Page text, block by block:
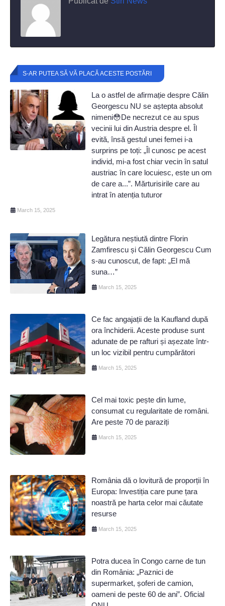
S-AR PUTEA SĂ VĂ PLACĂ ACESTE POSTĂRI
La o astfel de afirmație despre Călin
Georgescu NU se aștepta absolut
nimeni😳De necrezut ce au spus
vecinii lui din Austria despre el. Îl
evită, însă gestul unei femei i-a
surprins pe toți: „Îl cunosc pe acest
individ, mi-a fost chiar vecin în satul
austriac în care locuiesc, este un om
de care a...”. Mărturisirile care au
intrat în atenția tuturor
March 15, 2025
Legătura neștiută dintre Florin
Zamfirescu și Călin Georgescu Cum
s-au cunoscut, de fapt: „El mă
suna…”
March 15, 2025
Ce fac angajații de la Kaufland după
ora închiderii. Aceste produse sunt
adunate de pe rafturi și așezate într-
un loc vizibil pentru cumpărători
March 15, 2025
Cel mai toxic pește din lume,
consumat cu regularitate de români.
Are peste 70 de paraziți
March 15, 2025
România dă o lovitură de proporții în
Europa: Investiția care pune țara
noastră pe harta celor mai căutate
resurse
March 15, 2025
Potra ducea în Congo carne de tun
din România: „Paznici de
supermarket, șoferi de camion,
oameni de peste 60 de ani”. Oficial